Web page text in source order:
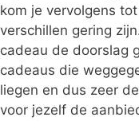
kom je vervolgens
verschillen gering
cadeau de doorslag
cadeaus die
liegen en dus zeer
voor jezelf de